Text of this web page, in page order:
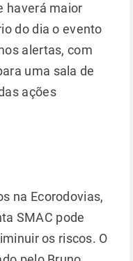
haverá maior
do dia o evento
alertas, com
uma sala de
ações
na Ecorodovias,
SMAC pode
os riscos. O